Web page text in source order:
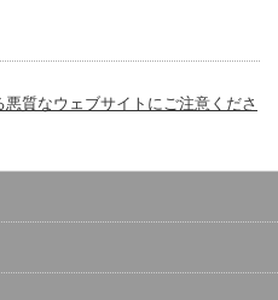
質なウェブサイトにご注意くださ